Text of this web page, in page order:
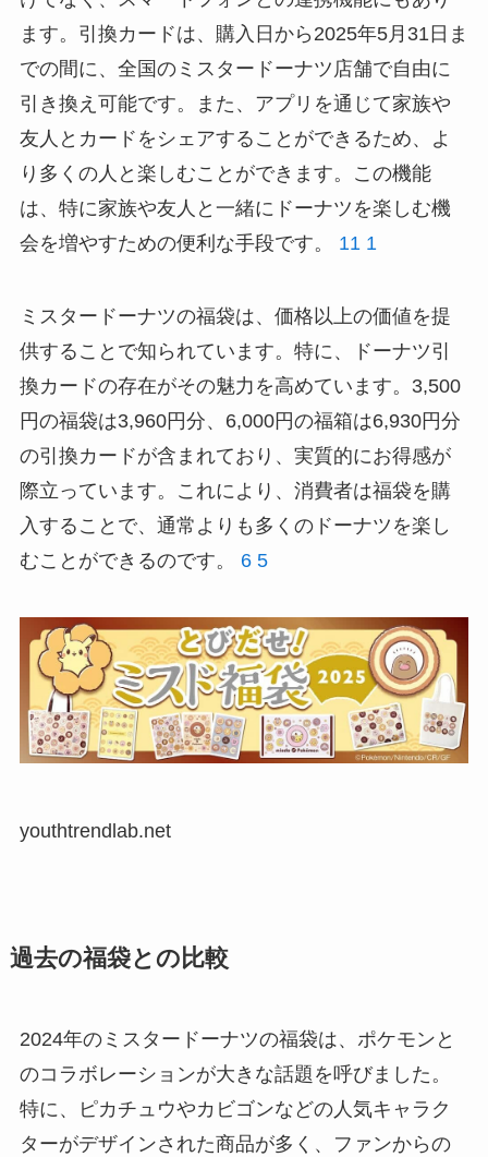
ます。引換カードは、購入日から2025年5月31日ま
での間に、全国のミスタードーナツ店舗で自由に
引き換え可能です。また、アプリを通じて家族や
友人とカードをシェアすることができるため、よ
り多くの人と楽しむことができます。この機能
は、特に家族や友人と一緒にドーナツを楽しむ機
会を増やすための便利な手段です。 11 1
ミスタードーナツの福袋は、価格以上の価値を提
供することで知られています。特に、ドーナツ引
換カードの存在がその魅力を高めています。3,500
円の福袋は3,960円分、6,000円の福箱は6,930円分
の引換カードが含まれており、実質的にお得感が
際立っています。これにより、消費者は福袋を購
入することで、通常よりも多くのドーナツを楽し
むことができるのです。 6 5
youthtrendlab.net
過去の福袋との比較
2024年のミスタードーナツの福袋は、ポケモンと
のコラボレーションが大きな話題を呼びました。
特に、ピカチュウやカビゴンなどの人気キャラク
ターがデザインされた商品が多く、ファンからの